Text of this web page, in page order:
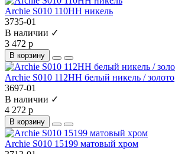
Archie S010 110HH никель
3735-01
В наличии ✓
3 472 р
В корзину
Archie S010 112HH белый никель / золото
3697-01
В наличии ✓
4 272 р
В корзину
Archie S010 15199 матовый хром